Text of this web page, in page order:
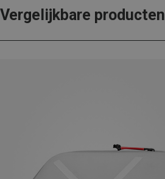
Vergelijkbare producten